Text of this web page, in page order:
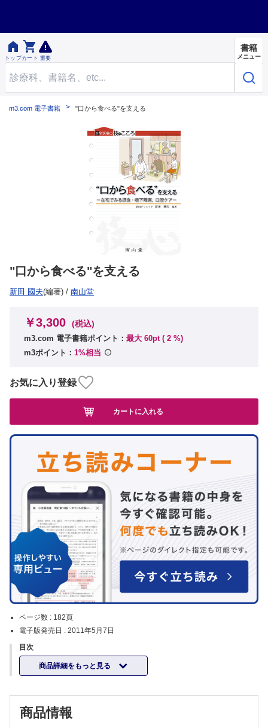

トップ

カート 重要
書籍
メニュー
m3.com 電子書籍 "口から食べる"を支える
"口から食べる"を支える
新田 國夫(編著) / 南山堂
ページ数 : 182頁
電子版発売日 : 2011年5月7日
目次
商品詳細をもっと見る
￥3,300 (税込)
m3.com 電子書籍ポイント： 最大 60pt ( 2 %)
m3ポイント： 1%相当
お気に入り登録
カートに入れる
商品情報